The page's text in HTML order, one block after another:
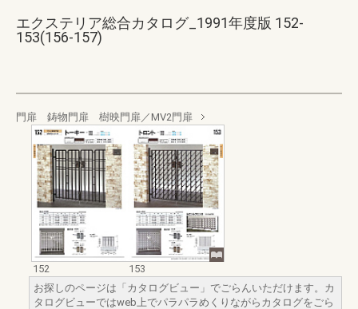
エクステリア総合カタログ_1991年度版 152-
153(156-157)
門扉 鋳物門扉 樹映門扉／MV2門扉
152
153
お探しのページは「カタログビュー」でごらんいただけます。カ
タログビューではweb上でパラパラめくりながらカタログをごら